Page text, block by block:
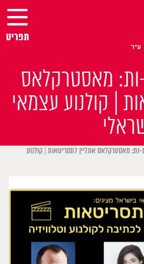
ות: מאסטרקלאס
| קולנוע עצמאי
תפריט
ות: מאסטרקלאס אונליין לתסריטאות | קולנוע